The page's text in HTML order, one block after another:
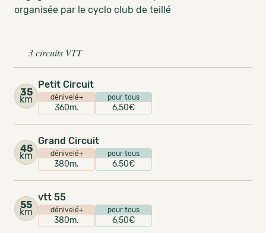
organisée par le cyclo club de teillé
3 circuits VTT
35
km
Petit Circuit
dénivelé+
360m.
pour tous
6,50€
45
km
Grand Circuit
dénivelé+
380m.
pour tous
6,50€
55
km
vtt 55
dénivelé+
380m.
pour tous
6,50€